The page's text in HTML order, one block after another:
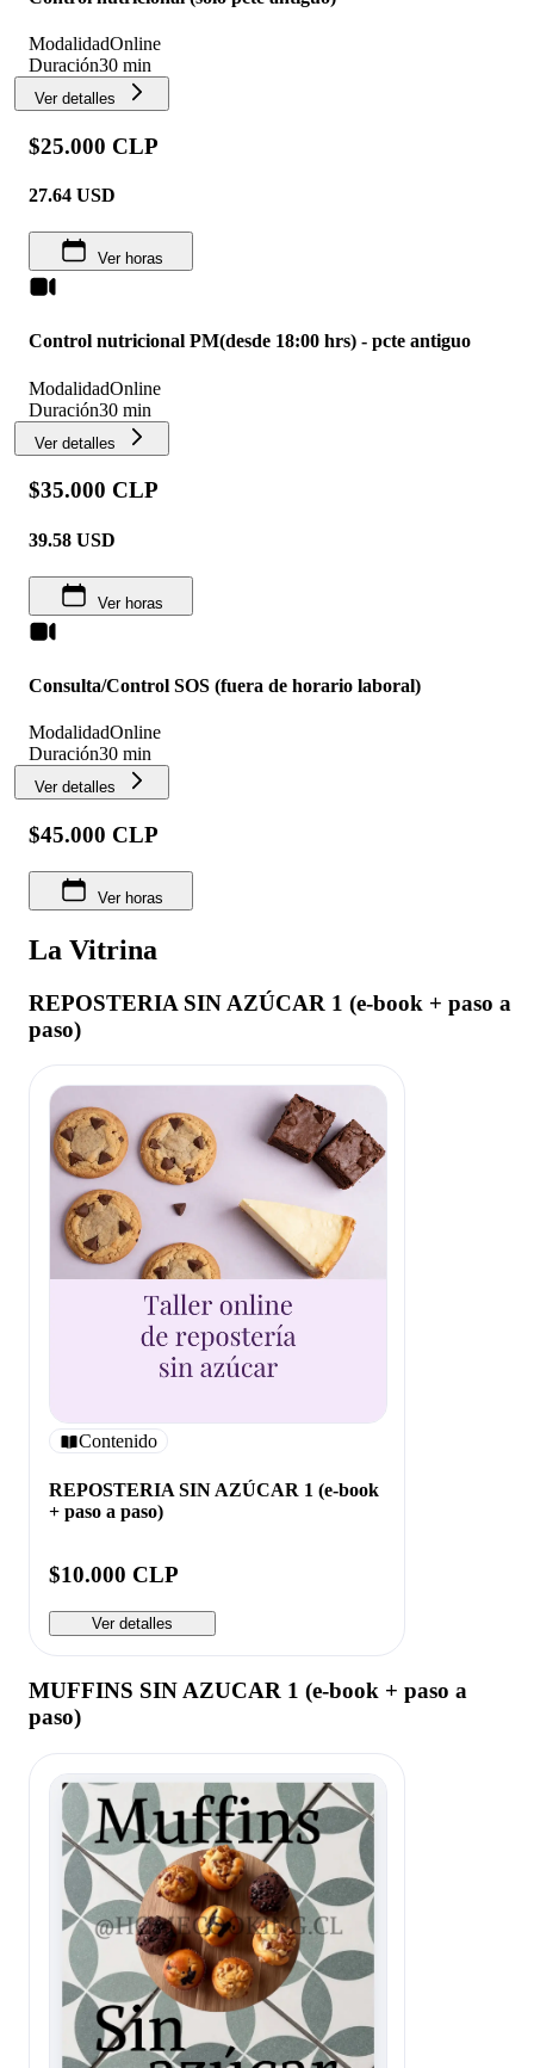
ModalidadOnline
Duración30 min
Ver detalles
$25.000 CLP
27.64 USD
Ver horas
Control nutricional PM(desde 18:00 hrs) - pcte antiguo
ModalidadOnline
Duración30 min
Ver detalles
$35.000 CLP
39.58 USD
Ver horas
Consulta/Control SOS (fuera de horario laboral)
ModalidadOnline
Duración30 min
Ver detalles
$45.000 CLP
Ver horas
La Vitrina
REPOSTERIA SIN AZÚCAR 1 (e-book + paso a
paso)
Contenido
REPOSTERIA SIN AZÚCAR 1 (e-book
+ paso a paso)
$10.000 CLP
Ver detalles
MUFFINS SIN AZUCAR 1 (e-book + paso a
paso)